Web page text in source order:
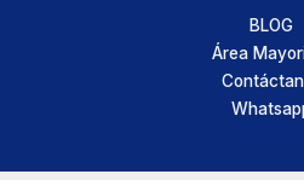
BLOG
Área